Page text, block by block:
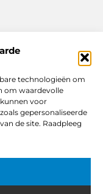
technologieën om
om waardevolle
voor
gepersonaliseerde
de site. Raadpleeg
– alles op Cdv-
die je dagelijks
boeiende inzichten.